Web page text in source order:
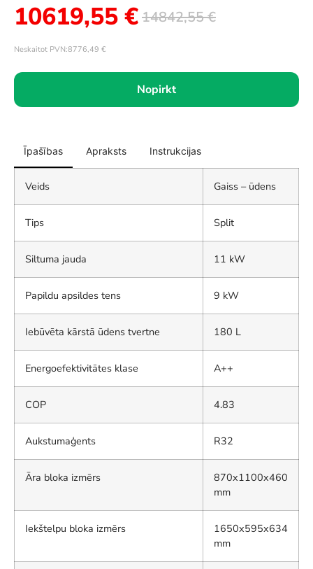
14842,55€
10619,55€
Neskaitot PVN:8776,49 €
Nopirkt
Īpašības Apraksts Instrukcijas
Veids Gaiss – ūdens
Tips Split
Siltuma jauda 11 kW
Papildu apsildes tens 9 kW
Iebūvēta kārstā ūdens tvertne 180 L
Energoefektivitātes klase A++
COP 4.83
Aukstumaģents R32
Āra bloka izmērs
870x1100x460
mm
Iekštelpu bloka izmērs
1650x595x634
mm